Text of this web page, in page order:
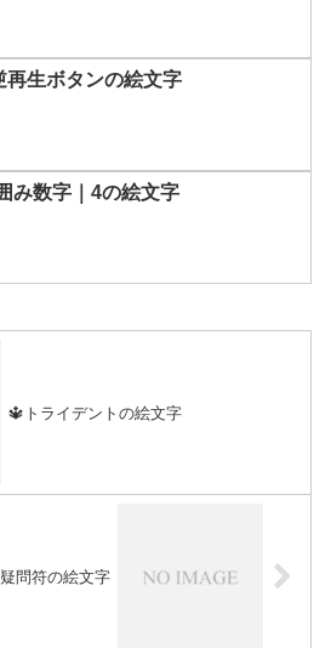
生ボタンの絵文字
み数字｜4の絵文字
🔱トライデントの絵文字
問符の絵文字